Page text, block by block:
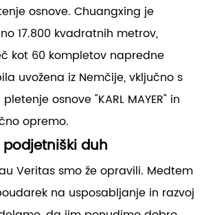
osnove. Chuangxing je
17.800 kvadratnih metrov,
kot 60 kompletov napredne
uvožena iz Nemčije, vključno s
osnove "KARL MAYER" in
opremo.
duh
Veritas smo že opravili. Medtem
na usposabljanje in razvoj